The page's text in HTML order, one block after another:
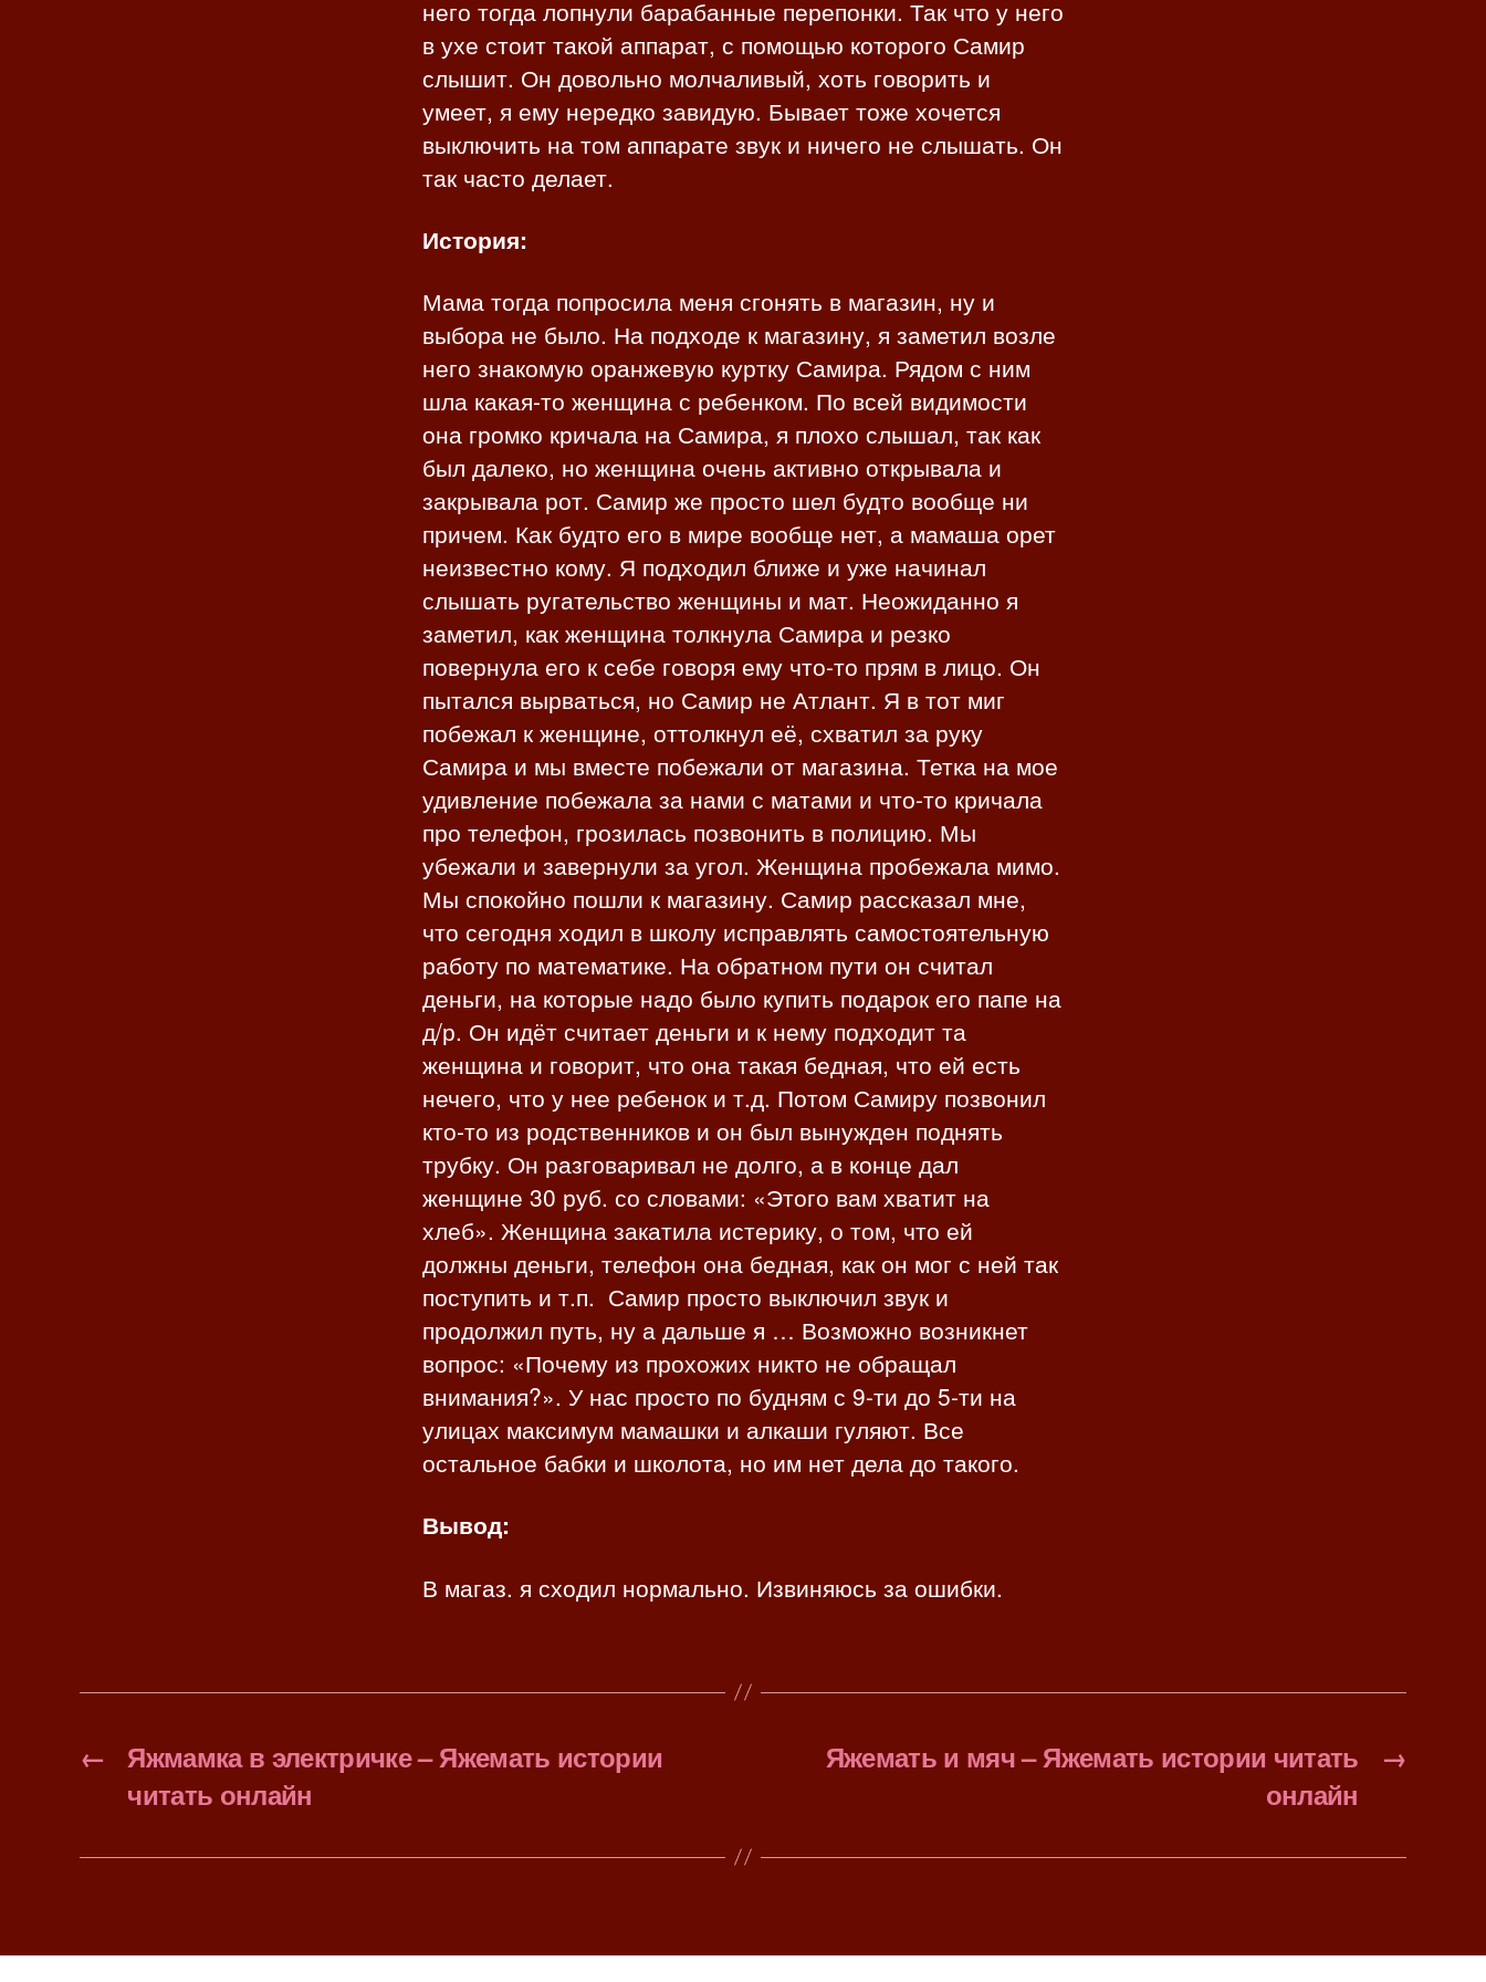
него тогда лопнули барабанные перепонки. Так что у него
в ухе стоит такой аппарат, с помощью которого Самир
слышит. Он довольно молчаливый, хоть говорить и
умеет, я ему нередко завидую. Бывает тоже хочется
выключить на том аппарате звук и ничего не слышать. Он
так часто делает.
История:
Мама тогда попросила меня сгонять в магазин, ну и
выбора не было. На подходе к магазину, я заметил возле
него знакомую оранжевую куртку Самира. Рядом с ним
шла какая-то женщина с ребенком. По всей видимости
она громко кричала на Самира, я плохо слышал, так как
был далеко, но женщина очень активно открывала и
закрывала рот. Самир же просто шел будто вообще ни
причем. Как будто его в мире вообще нет, а мамаша орет
неизвестно кому. Я подходил ближе и уже начинал
слышать ругательство женщины и мат. Неожиданно я
заметил, как женщина толкнула Самира и резко
повернула его к себе говоря ему что-то прям в лицо. Он
пытался вырваться, но Самир не Атлант. Я в тот миг
побежал к женщине, оттолкнул её, схватил за руку
Самира и мы вместе побежали от магазина. Тетка на мое
удивление побежала за нами с матами и что-то кричала
про телефон, грозилась позвонить в полицию. Мы
убежали и завернули за угол. Женщина пробежала мимо.
Мы спокойно пошли к магазину. Самир рассказал мне,
что сегодня ходил в школу исправлять самостоятельную
работу по математике. На обратном пути он считал
деньги, на которые надо было купить подарок его папе на
д/р. Он идёт считает деньги и к нему подходит та
женщина и говорит, что она такая бедная, что ей есть
нечего, что у нее ребенок и т.д. Потом Самиру позвонил
кто-то из родственников и он был вынужден поднять
трубку. Он разговаривал не долго, а в конце дал
женщине 30 руб. со словами: «Этого вам хватит на
хлеб». Женщина закатила истерику, о том, что ей
должны деньги, телефон она бедная, как он мог с ней так
поступить и т.п. Самир просто выключил звук и
продолжил путь, ну а дальше я … Возможно возникнет
вопрос: «Почему из прохожих никто не обращал
внимания?». У нас просто по будням с 9-ти до 5-ти на
улицах максимум мамашки и алкаши гуляют. Все
остальное бабки и школота, но им нет дела до такого.
Вывод:
В магаз. я сходил нормально. Извиняюсь за ошибки.
←
Яжмамка в электричке – Яжемать истории
читать онлайн
→
Яжемать и мяч – Яжемать истории читать
онлайн